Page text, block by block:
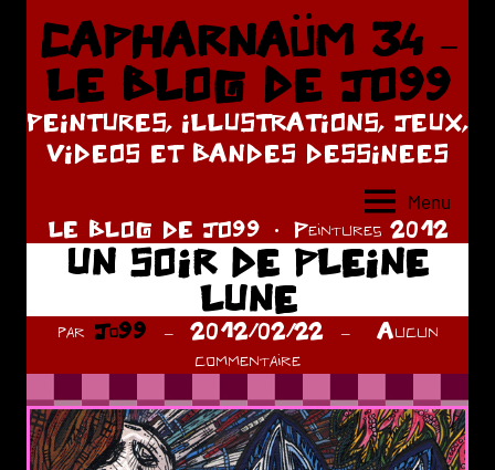
Aller
contenu
CAPHARNAÜM 34 –
LE BLOG DE JO99
PEINTURES, ILLUSTRATIONS, JEUX,
VIDEOS ET BANDES DESSINEES
Menu
LE BLOG DE JO99 Peintures 2012
UN SOIR DE PLEINE
LUNE
par Jo99 2012/02/22
Aucun
commentaire